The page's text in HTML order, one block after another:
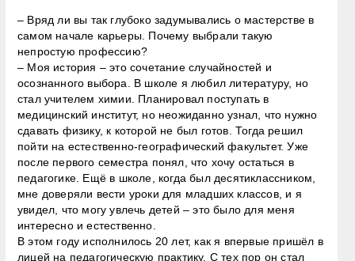
– Вряд ли вы так глубоко задумывались о мастерстве в
самом начале карьеры. Почему выбрали такую
непростую профессию?
– Моя история – это сочетание случайностей и
осознанного выбора. В школе я любил литературу, но
стал учителем химии. Планировал поступать в
медицинский институт, но неожиданно узнал, что нужно
сдавать физику, к которой не был готов. Тогда решил
пойти на естественно-географический факультет. Уже
после первого семестра понял, что хочу остаться в
педагогике. Ещё в школе, когда был десятиклассником,
мне доверяли вести уроки для младших классов, и я
увидел, что могу увлечь детей – это было для меня
интересно и естественно.
В этом году исполнилось 20 лет, как я впервые пришёл в
лицей на педагогическую практику. С тех пор он стал